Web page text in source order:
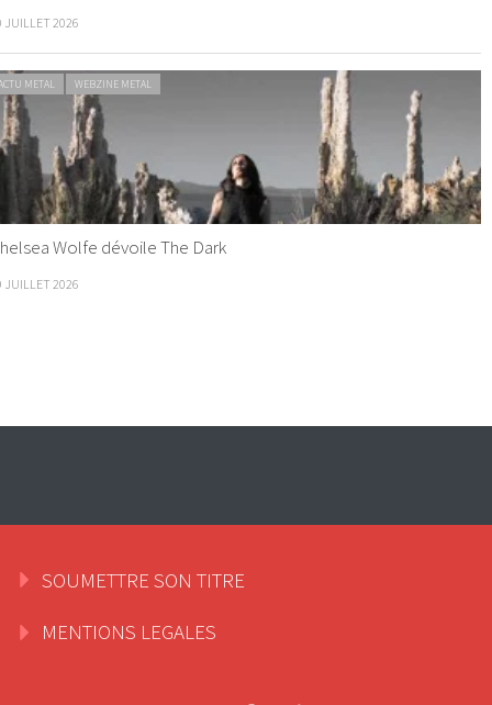
JUILLET 2026
METAL WEBZINE METAL
Wolfe dévoile The Dark
JUILLET 2026
SOUMETTRE SON TITRE
MENTIONS LEGALES